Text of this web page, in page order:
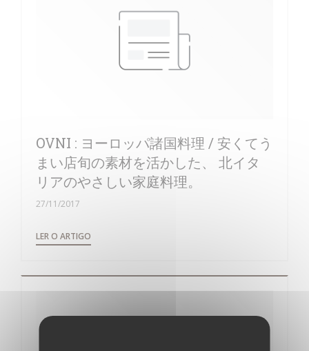
OVNI : ヨーロッパ諸国料理 / 安くてう
まい店旬の素材を活かした、 北イタ
リアのやさしい家庭料理。
27/11/2017
LER O ARTIGO